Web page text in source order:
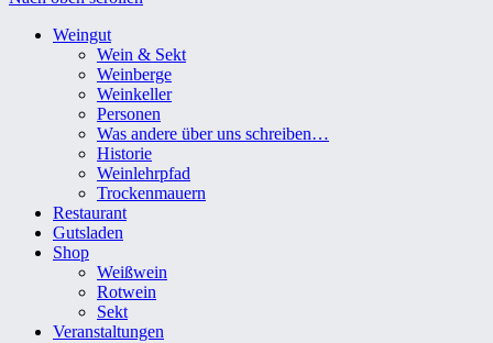
Weingut
Wein & Sekt
Weinberge
Weinkeller
Personen
Was andere über uns schreiben…
Historie
Weinlehrpfad
Trockenmauern
Restaurant
Gutsladen
Shop
Weißwein
Rotwein
Sekt
Veranstaltungen